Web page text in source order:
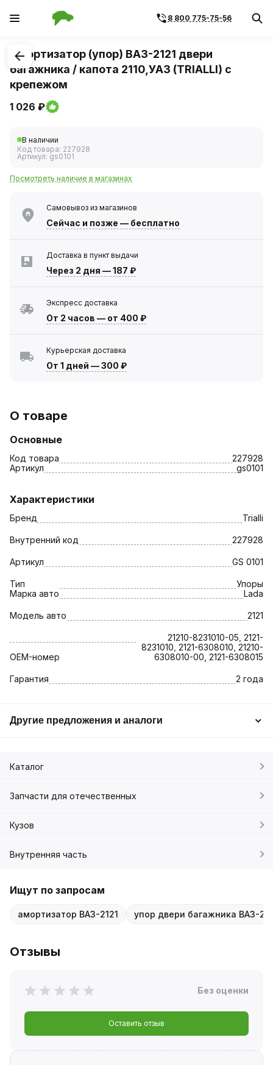
8 800 775-75-56
1/1
Амортизатор (упор) ВАЗ-2121 двери
багажника / капота 2110,УАЗ (TRIALLI) с
крепежом
1 026 ₽
В наличии
Код товара: 227928
Артикул: gs0101
Посмотреть наличие в магазинах
Самовывоз из магазинов
Сейчас и позже — бесплатно
Доставка в пункт выдачи
Через 2 дня —187 ₽
Экспресс доставка
От 2 часов — от 400 ₽
Курьерская доставка
От 1 дней —300 ₽
О товаре
Основные
Код товара
227928
Артикул
gs0101
Характеристики
Бренд Trialli
Внутренний код 227928
Артикул GS 0101
Тип
Упоры
Марка авто
Lada
Модель авто 2121
OEM-номер
21210-8231010-05, 2121-
8231010, 2121-6308010, 21210-
6308010-00, 2121-6308015
Гарантия 2 года
Другие предложения и аналоги
Каталог
Запчасти для отечественных
Кузов
Внутренняя часть
Ищут по запросам
амортизатор ВАЗ-2121 упор двери багажника ВАЗ-
Отзывы
Без оценки
Оставить отзыв